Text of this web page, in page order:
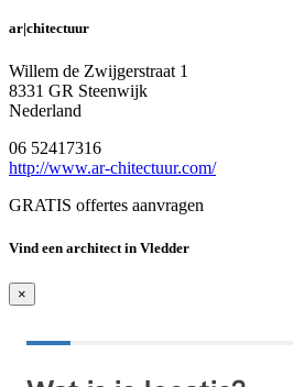
ar|chitectuur
Willem de Zwijgerstraat 1
8331 GR Steenwijk
Nederland
06 52417316
http://www.ar-chitectuur.com/
GRATIS offertes aanvragen
Vind een architect in Vledder
×